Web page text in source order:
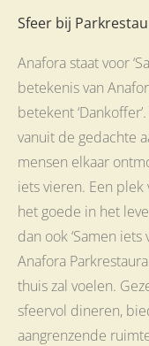
Sfeer bij
Anafora staat voor
betekenis van
betekent
vanuit de gedachte
mensen elkaar
iets vieren. Een plek
het goede in het
dan ook ‘Samen iets
Anafora
thuis zal voelen.
sfeervol dineren,
aangrenzende